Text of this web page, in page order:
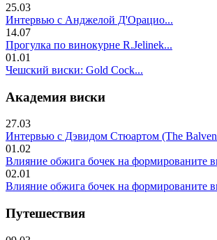
25.03
Интервью с Анджелой Д'Орацио...
14.07
Прогулка по винокурне R.Jelinek...
01.01
Чешский виски: Gold Cock...
Академия виски
27.03
Интервью с Дэвидом Стюартом (The
01.02
Влияние обжига бочек на формированите
02.01
Влияние обжига бочек на формированите
Путешествия